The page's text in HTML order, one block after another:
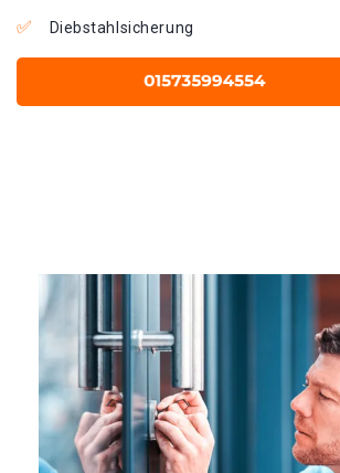
Diebstahlsicherung